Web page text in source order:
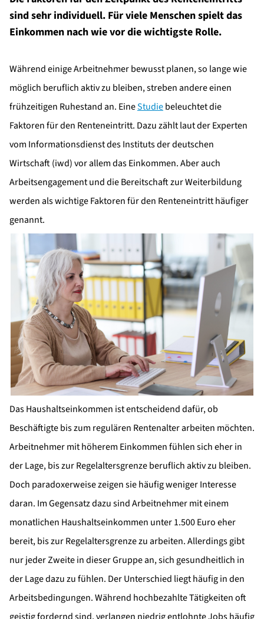
sind sehr individuell. Für viele Menschen spielt das
Einkommen nach wie vor die wichtigste Rolle.
Während einige Arbeitnehmer bewusst planen, so lange wie
möglich beruflich aktiv zu bleiben, streben andere einen
frühzeitigen Ruhestand an. EineStudiebeleuchtet die
Faktoren für den Renteneintritt. Dazu zählt laut der Experten
vom Informationsdienst des Instituts der deutschen
Wirtschaft (iwd) vor allem das Einkommen. Aber auch
Arbeitsengagement und die Bereitschaft zur Weiterbildung
werden als wichtige Faktoren für den Renteneintritt häufiger
genannt.
Das Haushaltseinkommen ist entscheidend dafür, ob
Beschäftigte bis zum regulären Rentenalter arbeiten möchten.
Arbeitnehmer mit höherem Einkommen fühlen sich eher in
der Lage, bis zur Regelaltersgrenze beruflich aktiv zu bleiben.
Doch paradoxerweise zeigen sie häufig weniger Interesse
daran. Im Gegensatz dazu sind Arbeitnehmer mit einem
monatlichen Haushaltseinkommen unter 1.500 Euro eher
bereit, bis zur Regelaltersgrenze zu arbeiten. Allerdings gibt
nur jeder Zweite in dieser Gruppe an, sich gesundheitlich in
der Lage dazu zu fühlen. Der Unterschied liegt häufig in den
Arbeitsbedingungen. Während hochbezahlte Tätigkeiten oft